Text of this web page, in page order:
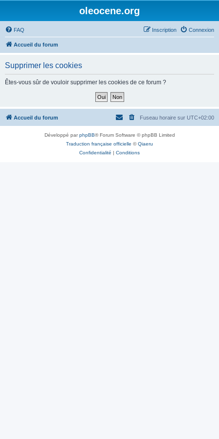
oleocene.org
FAQ Connexion
Inscription
Accueil du forum
Supprimer les cookies
Êtes-vous sûr de vouloir supprimer les cookies de ce forum ?
Accueil du forum Fuseau horaire sur UTC+02:00
Développé parphpBB® Forum Software © phpBB Limited
Traduction française officielle ©Qiaeru
Confidentialité | Conditions